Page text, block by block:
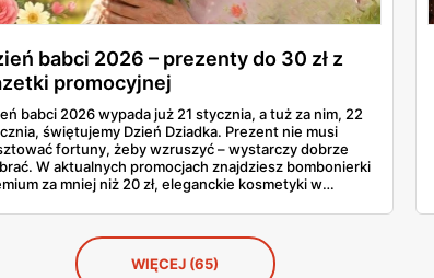
babci 2026 – prezenty do 30 zł z
promocyjnej
babci 2026 wypada już 21 stycznia, a tuż za nim, 22
świętujemy Dzień Dziadka. Prezent nie musi
fortuny, żeby wzruszyć – wystarczy dobrze
W aktualnych promocjach znajdziesz bombonierki
za mniej niż 20 zł, eleganckie kosmetyki w
Sprawdź, co warto kupić teraz, póki półki
WIĘCEJ (65)